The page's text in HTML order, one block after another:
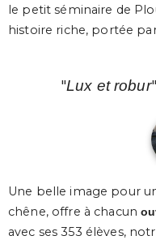
le petit séminaire de
histoire riche, portée
"Lux et robur
Une belle image pour
chêne, offre à chacun
avec ses 353 élèves,